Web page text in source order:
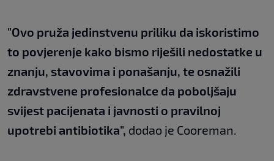
"Ovo pruža jedinstvenu priliku da iskoristimo
to povjerenje kako bismo riješili nedostatke u
znanju, stavovima i ponašanju, te osnažili
zdravstvene profesionalce da poboljšaju
svijest pacijenata i javnosti o pravilnoj
upotrebi antibiotika", dodao je Cooreman.